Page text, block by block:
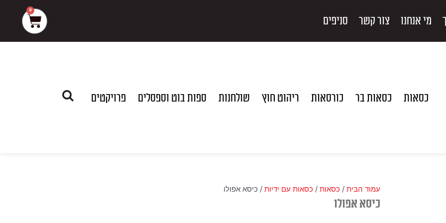
מי אנחנו צור קשר סניפים
0
עגלת
קניות
כסאות כסאות בר כורסאות ריהוט חוץ שולחנות ספות בוט וספסלים פרויקטים
עמוד הבית / כסאות / כסאות עם ידיות / כיסא אפולו
כיסא אפולו